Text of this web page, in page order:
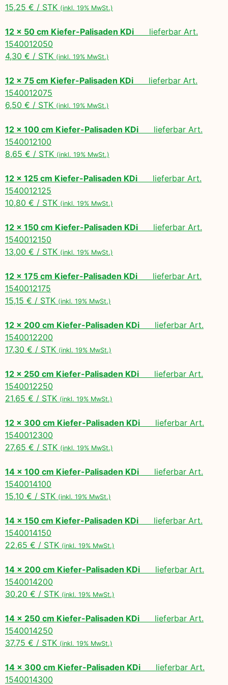
15,25 € / STK (inkl. 19% MwSt.)
12 x 50 cm Kiefer-Palisaden KDi lieferbar Art.
1540012050
4,30 € / STK (inkl. 19% MwSt.)
12 x 75 cm Kiefer-Palisaden KDi lieferbar Art.
1540012075
6,50 € / STK (inkl. 19% MwSt.)
12 x 100 cm Kiefer-Palisaden KDi lieferbar Art.
1540012100
8,65 € / STK (inkl. 19% MwSt.)
12 x 125 cm Kiefer-Palisaden KDi lieferbar Art.
1540012125
10,80 € / STK (inkl. 19% MwSt.)
12 x 150 cm Kiefer-Palisaden KDi lieferbar Art.
1540012150
13,00 € / STK (inkl. 19% MwSt.)
12 x 175 cm Kiefer-Palisaden KDi lieferbar Art.
1540012175
15,15 € / STK (inkl. 19% MwSt.)
12 x 200 cm Kiefer-Palisaden KDi lieferbar Art.
1540012200
17,30 € / STK (inkl. 19% MwSt.)
12 x 250 cm Kiefer-Palisaden KDi lieferbar Art.
1540012250
21,65 € / STK (inkl. 19% MwSt.)
12 x 300 cm Kiefer-Palisaden KDi lieferbar Art.
1540012300
27,65 € / STK (inkl. 19% MwSt.)
14 x 100 cm Kiefer-Palisaden KDi lieferbar Art.
1540014100
15,10 € / STK (inkl. 19% MwSt.)
14 x 150 cm Kiefer-Palisaden KDi lieferbar Art.
1540014150
22,65 € / STK (inkl. 19% MwSt.)
14 x 200 cm Kiefer-Palisaden KDi lieferbar Art.
1540014200
30,20 € / STK (inkl. 19% MwSt.)
14 x 250 cm Kiefer-Palisaden KDi lieferbar Art.
1540014250
37,75 € / STK (inkl. 19% MwSt.)
14 x 300 cm Kiefer-Palisaden KDi lieferbar Art.
1540014300